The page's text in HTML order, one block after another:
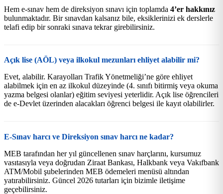
Hem e-sınav hem de direksiyon sınavı için toplamda 4’er hakkınız
bulunmaktadır. Bir sınavdan kalsanız bile, eksiklerinizi ek derslerle
telafi edip bir sonraki sınava tekrar girebilirsiniz.
Açık lise (AÖL) veya ilkokul mezunları ehliyet alabilir mi?
Evet, alabilir. Karayolları Trafik Yönetmeliği’ne göre ehliyet
alabilmek için en az ilkokul düzeyinde (4. sınıfı bitirmiş veya okuma
yazma belgesi olanlar) eğitim seviyesi yeterlidir. Açık lise öğrencileri
de e-Devlet üzerinden alacakları öğrenci belgesi ile kayıt olabilirler.
E-Sınav harcı ve Direksiyon sınav harcı ne kadar?
MEB tarafından her yıl güncellenen sınav harçlarını, kursumuz
vasıtasıyla veya doğrudan Ziraat Bankası, Halkbank veya Vakıfbank
ATM/Mobil şubelerinden MEB ödemeleri menüsü altından
yatırabilirsiniz. Güncel 2026 tutarları için bizimle iletişime
geçebilirsiniz.